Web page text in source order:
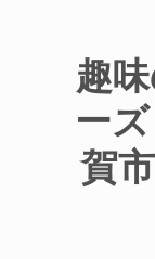
趣
ー
賀